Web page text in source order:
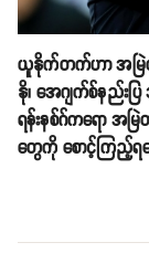
ယူနိုက်တက်ဟာ အမြဲတ
နို၊ အေဂျက်စ်နည်း
ရန်းနစ်ဂ်ကရော အမ
တွေကို စောင့်ကြည့်ရတ